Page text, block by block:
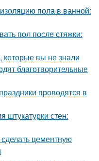
пола в ванной:
пол после стяжки:
вы не знали
благотворительные
проводятся в
штукатурки стен:
цементную